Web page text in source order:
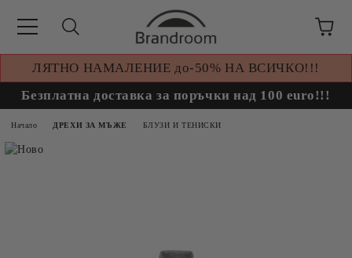
ЛЯТНО НАМАЛЕНИЕ до-50% НА ВСИЧКО!!!
Безплатна доставка за поръчки над 100 euro!!!
Начало ДРЕХИ ЗА МЪЖЕ БЛУЗИ И ТЕНИСКИ